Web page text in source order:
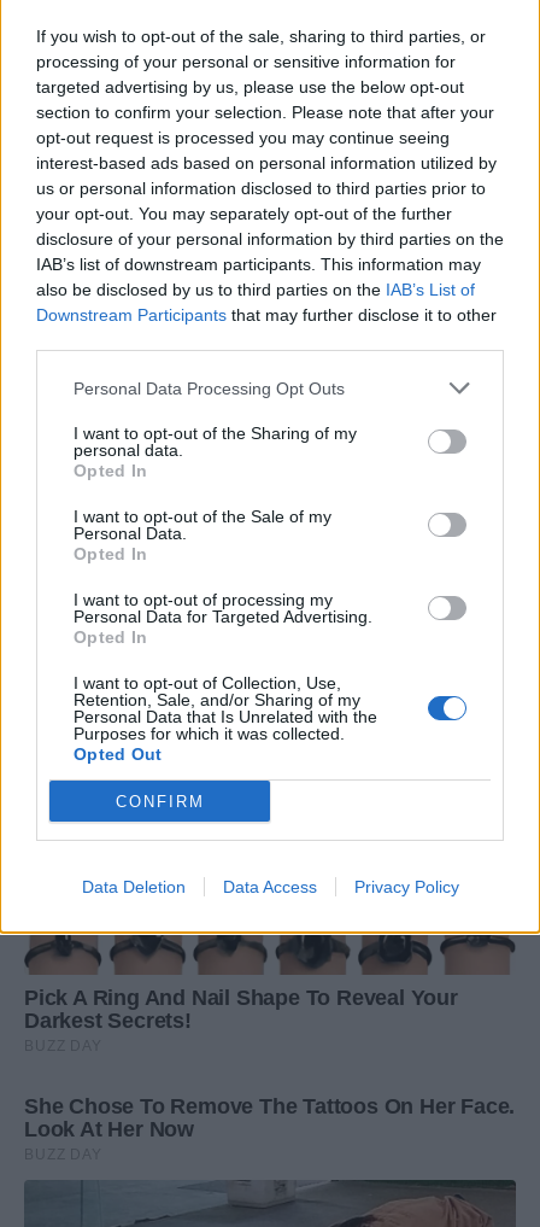
If you wish to opt-out of the sale, sharing to third parties, or
processing of your personal or sensitive information for
targeted advertising by us, please use the below opt-out
section to confirm your selection. Please note that after your
opt-out request is processed you may continue seeing
interest-based ads based on personal information utilized by
us or personal information disclosed to third parties prior to
your opt-out. You may separately opt-out of the further
disclosure of your personal information by third parties on the
IAB’s list of downstream participants. This information may
also be disclosed by us to third parties on the IAB’s List of
Downstream Participants that may further disclose it to other
Personal Data Processing Opt Outs
I want to opt-out of the Sharing of my
personal data.
Opted In
I want to opt-out of the Sale of my
Personal Data.
Opted In
I want to opt-out of processing my
Personal Data for Targeted Advertising.
Opted In
I want to opt-out of Collection, Use,
Retention, Sale, and/or Sharing of my
Personal Data that Is Unrelated with the
Purposes for which it was collected.
Opted Out
CONFIRM
Data Deletion Data Access Privacy Policy